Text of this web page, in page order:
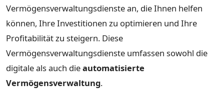
Vermögensverwaltungsdienste an, die Ihnen helfen
können, Ihre Investitionen zu optimieren und Ihre
Profitabilität zu steigern. Diese
Vermögensverwaltungsdienste umfassen sowohl die
digitale als auch dieautomatisierte
Vermögensverwaltung.